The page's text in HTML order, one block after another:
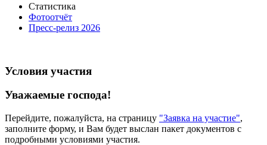
Статистика
Фотоотчёт
Пресс-релиз 2026
Условия участия
Уважаемые господа!
Перейдите, пожалуйста, на страницу "Заявка на участие",
заполните форму, и Вам будет выслан пакет документов с
подробными условиями участия.